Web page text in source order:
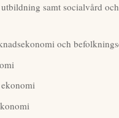
samt socialvård
och